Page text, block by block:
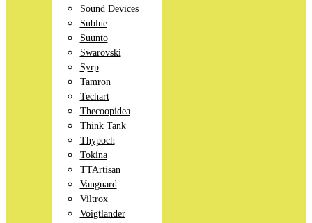
Sound Devices
Sublue
Suunto
Swarovski
Syrp
Tamron
Techart
Thecoopidea
Think Tank
Thypoch
Tokina
TTArtisan
Vanguard
Viltrox
Voigtlander